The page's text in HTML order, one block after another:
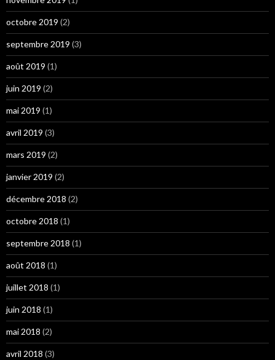
octobre 2019 (2)
septembre 2019 (3)
août 2019 (1)
juin 2019 (2)
mai 2019 (1)
avril 2019 (3)
mars 2019 (2)
janvier 2019 (2)
décembre 2018 (2)
octobre 2018 (1)
septembre 2018 (1)
août 2018 (1)
juillet 2018 (1)
juin 2018 (1)
mai 2018 (2)
avril 2018 (3)